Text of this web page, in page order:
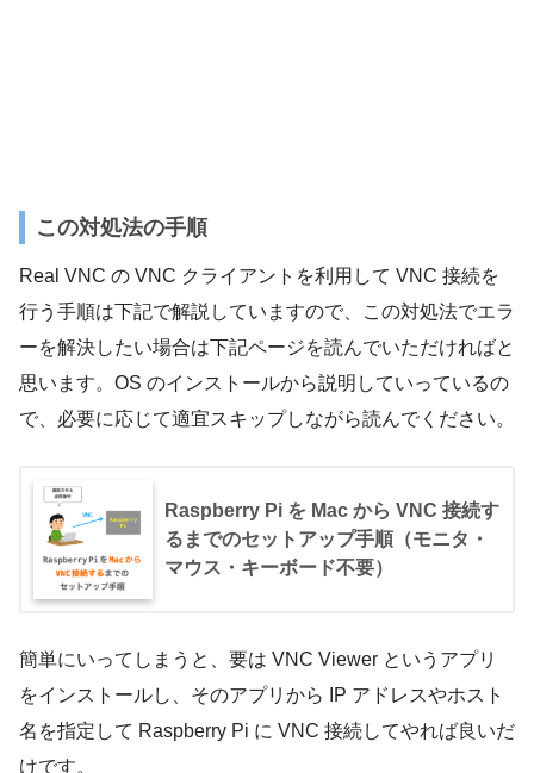
この対処法の手順
Real VNC の VNC クライアントを利用して VNC 接続を
行う手順は下記で解説していますので、この対処法でエラ
ーを解決したい場合は下記ページを読んでいただければと
思います。OS のインストールから説明していっているの
で、必要に応じて適宜スキップしながら読んでください。
Raspberry Pi を Mac から VNC 接続す
るまでのセットアップ手順（モニタ・
マウス・キーボード不要）
簡単にいってしまうと、要は VNC Viewer というアプリ
をインストールし、そのアプリから IP アドレスやホスト
名を指定して Raspberry Pi に VNC 接続してやれば良いだ
けです。